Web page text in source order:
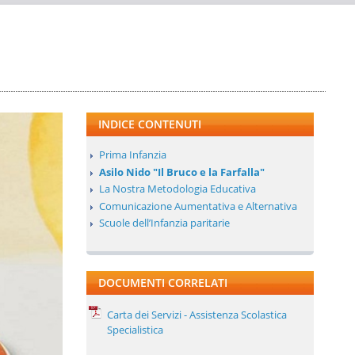
INDICE CONTENUTI
Prima Infanzia
Asilo Nido "Il Bruco e la Farfalla"
La Nostra Metodologia Educativa
Comunicazione Aumentativa e Alternativa
Scuole dell’Infanzia paritarie
DOCUMENTI CORRELATI
Carta dei Servizi - Assistenza Scolastica
Specialistica